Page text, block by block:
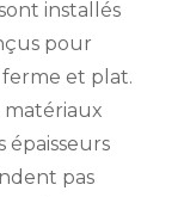
installés
pour
et plat.
matériaux
épaisseurs
pas